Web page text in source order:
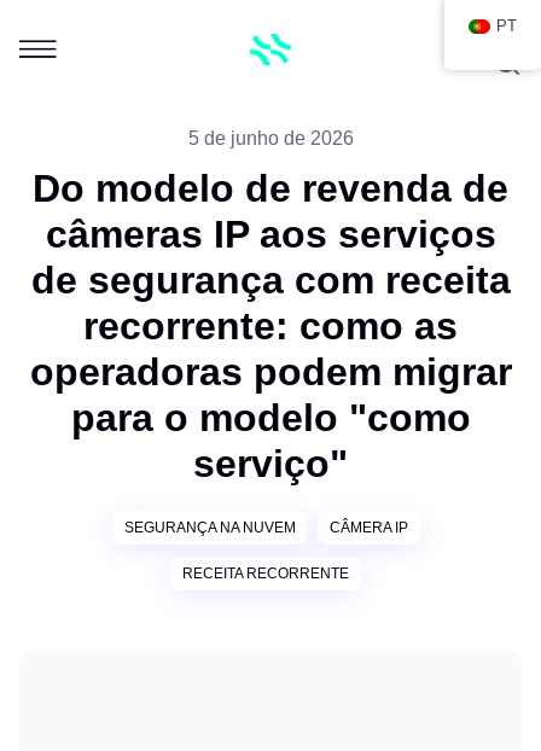
5 de junho de 2026
Do modelo de revenda de
câmeras IP aos serviços
de segurança com receita
recorrente: como as
operadoras podem migrar
para o modelo "como
serviço"
SEGURANÇA NA NUVEM CÂMERA IP
RECEITA RECORRENTE
PT